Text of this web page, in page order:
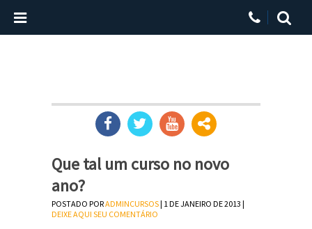
Que tal um curso no novo
ano?
POSTADO PORADMINCURSOS| 1 DE JANEIRO DE 2013 |
DEIXE AQUI SEU COMENTÁRIO